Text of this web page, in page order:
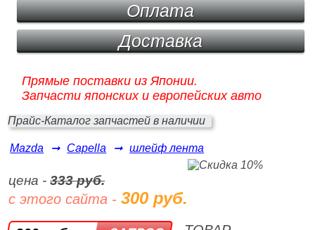
Оплата
Доставка
Прямые поставки из Японии.
Запчасти японских и европейских авто
Прайс-Каталог запчастей в наличии
Mazda ➞ Capella ➞ шлейф лента
цена -333 руб.
с этого сайта -300 руб.